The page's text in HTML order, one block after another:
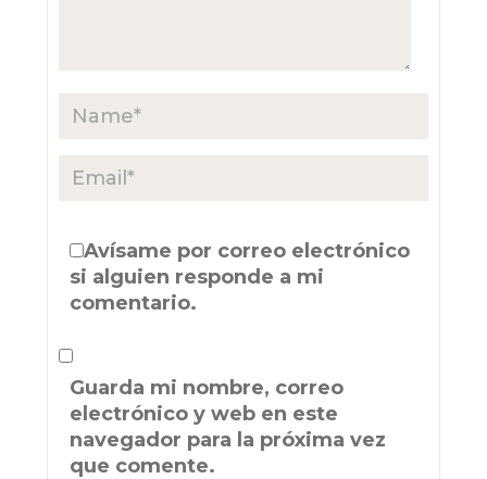
Avísame por correo electrónico
si alguien responde a mi
comentario.
Guarda mi nombre, correo
electrónico y web en este
navegador para la próxima vez
que comente.